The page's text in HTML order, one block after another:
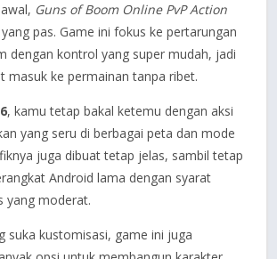
Guns of Boom Online PvP Action
pas. Game ini fokus ke pertarungan
dengan kontrol yang super mudah, jadi
masuk ke permainan tanpa ribet.
, kamu tetap bakal ketemu dengan aksi
yang seru di berbagai peta dan mode
juga dibuat tetap jelas, sambil tetap
Android lama dengan syarat
yang moderat.
suka kustomisasi, game ini juga